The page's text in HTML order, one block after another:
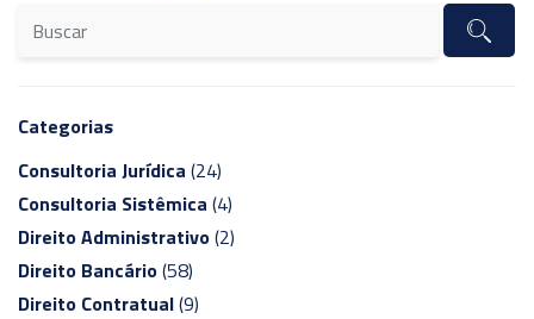
Categorias
Consultoria Jurídica (24)
Consultoria Sistêmica (4)
Direito Administrativo(2)
Direito Bancário(58)
Direito Contratual(9)